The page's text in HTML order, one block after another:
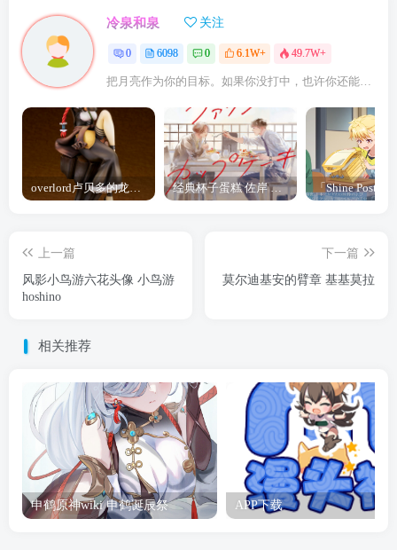
冷泉和泉 关注
0 6098 0 6.1W+ 49.7W+
把月亮作为你的目标。如果你没打中，也许你还能打中星星
overlord卢贝多的龙王谁厉害 「Overlord」露普斯蕾琪娜·贝塔手办开订 经典杯子蛋糕 佐岸 漫画「经典杯子蛋糕」宣布真人日剧化
上一篇
风影小鸟游六花头像 小鸟游
hoshino
下一篇
莫尔迪基安的臂章 基基莫拉
相关推荐
申鹤原神wiki 申鹤诞辰祭 APP下载